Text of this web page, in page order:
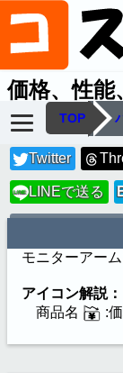
価格、性
のコスパ
TOP
Twitter
LINE LINEで送る
モニターアーム
アイコン解説：
商品名
: